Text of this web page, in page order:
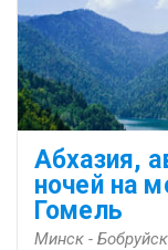
Абхазия,
ночей на
Гомель
Минск -